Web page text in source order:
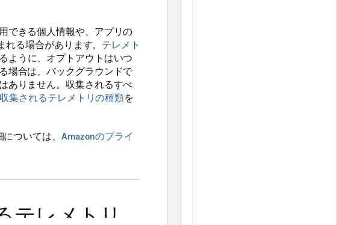
できる個人情報や、アプリの
る場合があります。 テレメト
ように、オプトアウトはいつ
場合は、バックグラウンドで
ありません。収集されるすべ
集されるテレメトリの種類を
ついては、 Amazonのプライ
テレメトリ